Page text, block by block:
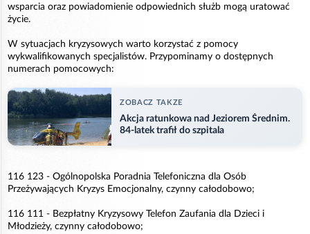
wsparcia oraz powiadomienie odpowiednich służb mogą uratować
życie.
W sytuacjach kryzysowych warto korzystać z pomocy
wykwalifikowanych specjalistów. Przypominamy o dostępnych
numerach pomocowych:
ZOBACZ TAKZE
Akcja ratunkowa nad Jeziorem Średnim.
84-latek trafił do szpitala
116 123 - Ogólnopolska Poradnia Telefoniczna dla Osób
Przeżywających Kryzys Emocjonalny, czynny całodobowo;
116 111 - Bezpłatny Kryzysowy Telefon Zaufania dla Dzieci i
Młodzieży, czynny całodobowo;